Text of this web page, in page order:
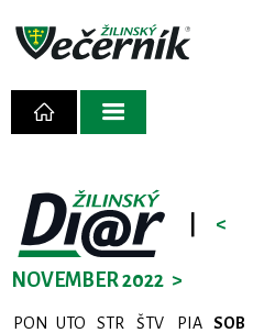
<
NOVEMBER 2022 >
PON UTO STR ŠTV PIA SOB